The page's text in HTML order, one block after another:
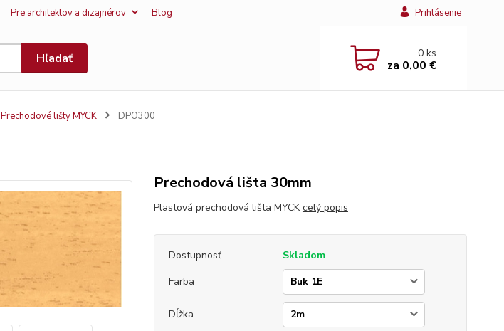
Pre architektov a dizajnérov Blog Prihlásenie
Hľadať 0ks
za 0,00 €
Prechodové lišty MYCK DPO300
Prechodová lišta 30mm
Plastová prechodová lišta MYCKcelý popis
Dostupnosť
Skladom
Farba
Dĺžka